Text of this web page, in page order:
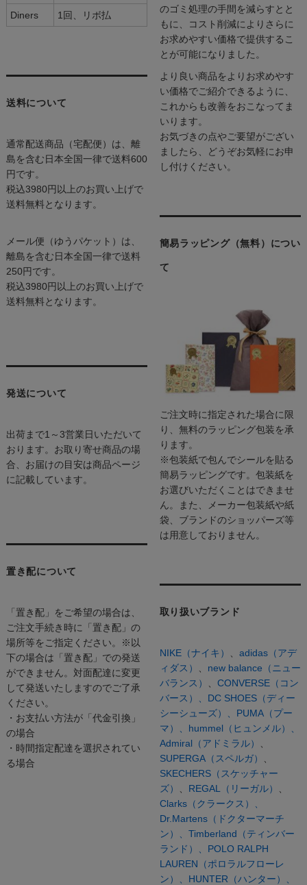
Diners 1回、リボ払
送料について
通常配送商品（宅配便）は、離
島を含む日本全国一律で送料600
円です。
税込3980円以上のお買い上げで
送料無料となります。
メール便（ゆうパケット）は、
離島を含む日本全国一律で送料
250円です。
税込3980円以上のお買い上げで
送料無料となります。
発送について
出荷まで1～3営業日いただいて
おります。お取り寄せ商品の場
合、お届けの目安は商品ページ
に記載しています。
置き配について
「置き配」をご希望の場合は、
ご注文手続き時に「置き配」の
場所等をご指定ください。※以
下の場合は「置き配」での発送
ができません。対面配達に変更
して発送いたしますのでご了承
ください。
・お支払い方法が「代金引換」
の場合
・時間指定配達を選択されてい
る場合
のゴミ処理の手間を減らすとと
もに、コスト削減によりさらに
お求めやすい価格で提供するこ
とが可能になりました。
より良い商品をよりお求めやす
い価格でご紹介できるように、
これからも改善をおこなってま
いります。
お気づきの点やご要望がござい
ましたら、どうぞお気軽にお申
し付けください。
簡易ラッピング（無料）につい
て
ご注文時に指定された場合に限
り、無料のラッピング包装を承
ります。
※包装紙で包んでシールを貼る
簡易ラッピングです。包装紙を
お選びいただくことはできませ
ん。また、メーカー包装紙や紙
袋、ブランドのショッパーズ等
は用意しておりません。
取り扱いブランド
NIKE（ナイキ）
adidas（アデ
ィダス）
new balance（ニュー
バランス）
CONVERSE（コン
バース）、 DC SHOES（ディー
シーシューズ）、 PUMA（プー
マ）、 hummel（ヒュンメル）、
Admiral（アドミラル）
SUPERGA（スペルガ）
SKECHERS（スケッチャー
ズ）
REGAL（リーガル）
Clarks（クラークス）、
Dr.Martens（ドクターマーチ
ン）、 Timberland（ティンバー
ランド）、 POLO RALPH
LAUREN（ポロラルフローレ
ン）、 HUNTER（ハンター）、